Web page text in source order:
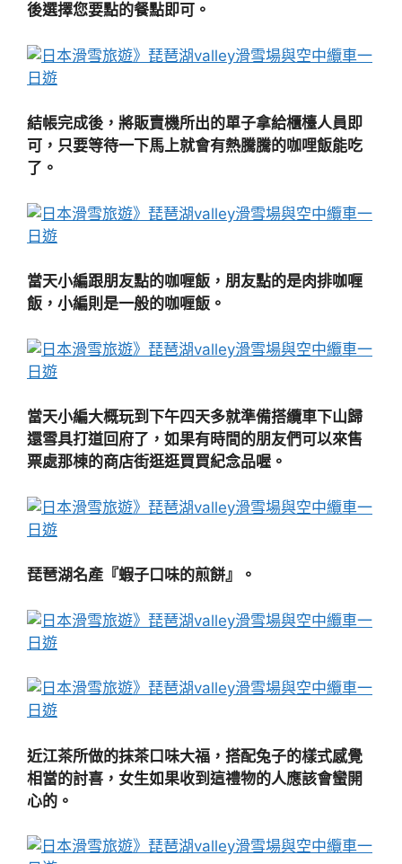
後選擇您要點的餐點即可。
結帳完成後，將販賣機所出的單子拿給櫃檯人員即
可，只要等待一下馬上就會有熱騰騰的咖哩飯能吃
了。
當天小編跟朋友點的咖喱飯，朋友點的是肉排咖喱
飯，小編則是一般的咖喱飯。
當天小編大概玩到下午四天多就準備搭纜車下山歸
還雪具打道回府了，如果有時間的朋友們可以來售
票處那棟的商店街逛逛買買紀念品喔。
琵琶湖名產『蝦子口味的煎餅』。
近江茶所做的抹茶口味大福，搭配兔子的樣式感覺
相當的討喜，女生如果收到這禮物的人應該會蠻開
心的。